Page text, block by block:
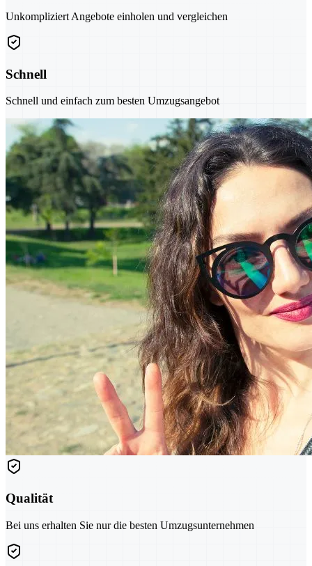
Unkompliziert Angebote einholen und vergleichen
Schnell
Schnell und einfach zum besten Umzugsangebot
Qualität
Bei uns erhalten Sie nur die besten Umzugsunternehmen